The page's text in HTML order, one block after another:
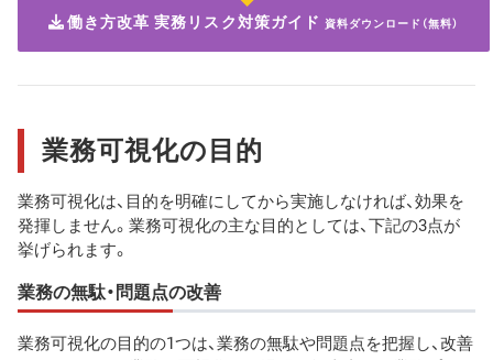
働き方改革 実務リスク対策ガイド 資料ダウンロード（無料）
業務可視化の目的
業務可視化は、目的を明確にしてから実施しなければ、効果を
発揮しません。業務可視化の主な目的としては、下記の3点が
挙げられます。
業務の無駄・問題点の改善
業務可視化の目的の1つは、業務の無駄や問題点を把握し、改善